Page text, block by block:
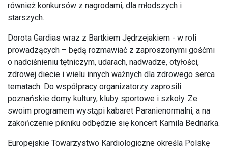
również konkursów z nagrodami, dla młodszych i
starszych.
Dorota Gardias wraz z Bartkiem Jędrzejakiem - w roli
prowadzących – będą rozmawiać z zaproszonymi gośćmi
o nadciśnieniu tętniczym, udarach, nadwadze, otyłości,
zdrowej diecie i wielu innych ważnych dla zdrowego serca
tematach. Do współpracy organizatorzy zaprosili
poznańskie domy kultury, kluby sportowe i szkoły. Ze
swoim programem wystąpi kabaret Paranienormalni, a na
zakończenie pikniku odbędzie się koncert Kamila Bednarka.
Europejskie Towarzystwo Kardiologiczne określa Polskę